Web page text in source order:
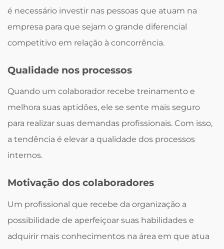
é necessário investir nas pessoas que atuam na
empresa para que sejam o grande diferencial
competitivo em relação à concorrência.
Qualidade nos processos
Quando um colaborador recebe treinamento e
melhora suas aptidões, ele se sente mais seguro
para realizar suas demandas profissionais. Com isso,
a tendência é elevar a qualidade dos processos
internos.
Motivação dos colaboradores
Um profissional que recebe da organização a
possibilidade de aperfeiçoar suas habilidades e
adquirir mais conhecimentos na área em que atua